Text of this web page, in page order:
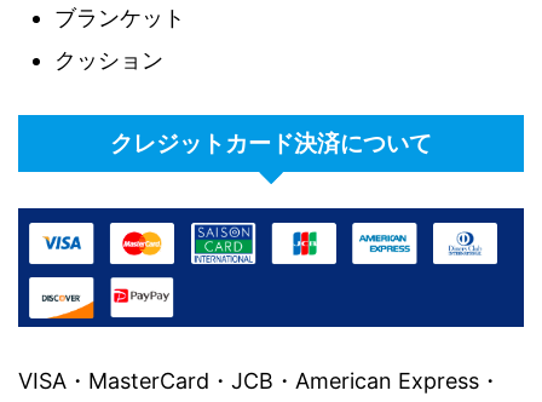
ブランケット
クッション
クレジットカード決済について
VISA・MasterCard・JCB・American Express・